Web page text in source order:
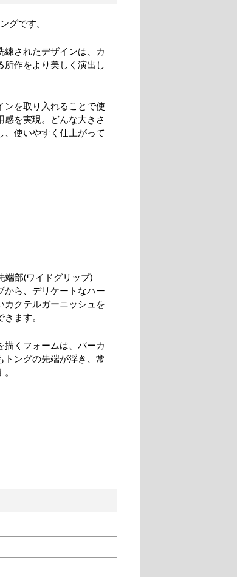
グです。
練されたデザインは、カ
所作をより美しく演出し
ンを取り入れることで使
感を実現。どんな大きさ
、使いやすく仕上がって
部(ワイドグリップ)
から、デリケートなハー
カクテルガーニッシュを
ます。
描くフォームは、バーカ
トングの先端が浮き、常